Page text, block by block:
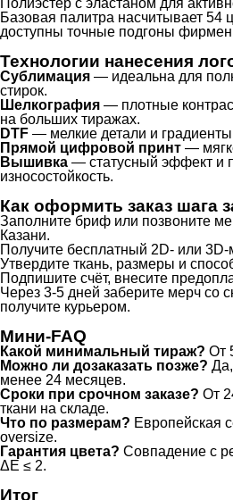
Полиэстер с эластаном для
Базовая палитра насчитывает 54
доступны точные подгоны
Технологии нанесения
Сублимация — идеальна для
стирок.
Шелкография — плотные
на больших тиражах.
DTF — мелкие детали и градиенты
Прямой цифровой принт —
Вышивка — статусный эффект и
износостойкость.
Как оформить заказ шага
Заполните бриф или позвоните
Казани.
Получите бесплатный 2D- или 3D-
Утвердите ткань, размеры и
Подпишите счёт, внесите
Через 3-5 дней заберите мерч со
получите курьером.
Мини-FAQ
Какой минимальный тираж? От
Можно ли дозаказать позже?
менее 24 месяцев.
Сроки при срочном заказе? От
ткани на складе.
Что по размерам? Европейская
oversize.
Гарантия цвета? Совпадение с
ΔE ≤ 2.
Итог